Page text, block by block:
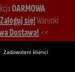
DARMOWA
Zaloguj się!Warunki
Dostawa! <<
Zadowoleni klienci